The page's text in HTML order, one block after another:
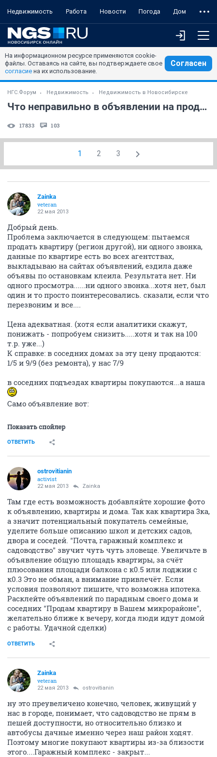
Недвижимость Работа Новости Погода Дом
На информационном ресурсе применяются cookie-
файлы. Оставаясь на сайте, вы подтверждаете свое
согласие на их использование.
Согласен
НГС.Форум Недвижимость Недвижимость в Новосибирске
Что неправильно в объявлении на продажу? или как написать его красиво.
17833 103
1 2 3
Zainka
veteran
22 мая 2013
Добрый день.
Проблема заключается в следующем: пытаемся
продать квартиру (регион другой), ни одного звонка,
данные по квартире есть во всех агентствах,
выкладываю на сайтах объявлений, ездила даже
объявы по остановкам клеила. Результата нет. Ни
одного просмотра......ни одного звонка...хотя нет, был
один и то просто поинтересовались. сказали, если что
перезвоним и все....
Цена адекватная. (хотя если аналитики скажут,
понижать - попробуем снизить.....хотя и так на 100
т.р. уже...)
К справке: в соседних домах за эту цену продаются:
1/5 и 9/9 (без ремонта), у нас 7/9
в соседних подъездах квартиры покупаются...а наша
Само объявление вот:
Показать спойлер
ОТВЕТИТЬ
ostrovitianin
activist
22 мая 2013 Zainka
Там где есть возможность добавляйте хорошие фото
к объявлению, квартиры и дома. Так как квартира 3ка,
а значит потенциальный покупатель семейные,
уделите больше описанию школ и детских садов,
двора и соседей. "Почта, гаражный комплекс и
садоводство" звучит чуть чуть зловеще. Увеличьте в
объявление общую площадь квартиры, за счёт
плюсования площади балкона с к0.5 или лоджии с
к0.3 Это не обман, а внимание привлечёт. Если
условия позволяют пишите, что возможна ипотека.
Расклейте объявлений по парадным своего дома и
соседних "Продам квартиру в Вашем микрорайоне",
желательно ближе к вечеру, когда люди идут домой
с работы. Удачной сделки)
ОТВЕТИТЬ
Zainka
veteran
22 мая 2013 ostrovitianin
ну это преувеличено конечно, человек, живущий у
нас в городе, понимает, что садоводство не прям в
пешей доступности, но относительно близко и
автобусы дачные именно через наш район ходят.
Поэтому многие покупают квартиры из-за близости
этого....Гаражный комплекс - закрыт...